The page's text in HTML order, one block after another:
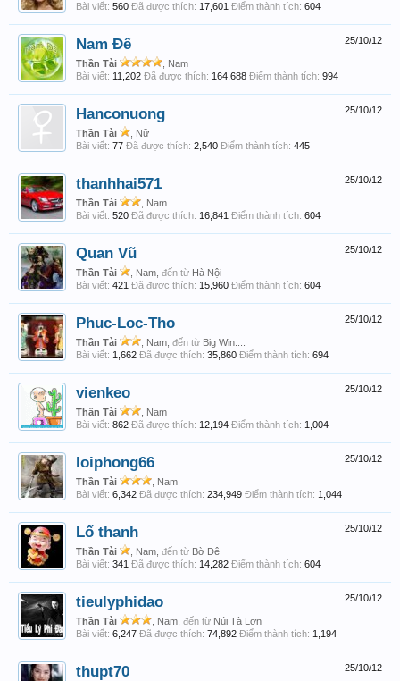
Bài viết: 560 Đã được thích: 17,601 Điểm thành tích: 604
25/10/12
Nam Đế
Thần Tài
, Nam
Bài viết: 11,202 Đã được thích: 164,688 Điểm thành tích: 994
25/10/12
Hanconuong
Thần Tài
, Nữ
Bài viết: 77 Đã được thích: 2,540 Điểm thành tích: 445
25/10/12
thanhhai571
Thần Tài
, Nam
Bài viết: 520 Đã được thích: 16,841 Điểm thành tích: 604
25/10/12
Quan Vũ
Thần Tài , Nam, đến từ Hà Nội
Bài viết: 421 Đã được thích: 15,960 Điểm thành tích: 604
25/10/12
Phuc-Loc-Tho
Thần Tài , Nam, đến từ Big Win....
Bài viết: 1,662 Đã được thích: 35,860 Điểm thành tích: 694
25/10/12
vienkeo
Thần Tài
, Nam
Bài viết: 862 Đã được thích: 12,194 Điểm thành tích: 1,004
25/10/12
loiphong66
Thần Tài
, Nam
Bài viết: 6,342 Đã được thích: 234,949 Điểm thành tích: 1,044
25/10/12
Lố thanh
Thần Tài , Nam, đến từ Bờ Đê
Bài viết: 341 Đã được thích: 14,282 Điểm thành tích: 604
25/10/12
tieulyphidao
Thần Tài , Nam, đến từ Núi Tà Lơn
Bài viết: 6,247 Đã được thích: 74,892 Điểm thành tích: 1,194
25/10/12
thupt70